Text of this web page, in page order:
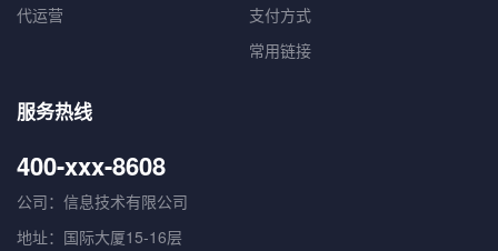
代运营
支付方式
常用链接
服务热线
400-xxx-8608
公司：信息技术有限公司
地址：国际大厦15-16层